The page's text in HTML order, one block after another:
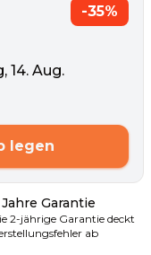
-35%
14. Aug.
legen
Jahre Garantie
2-jährige Garantie deckt
ab